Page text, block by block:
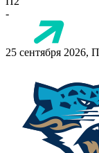
-
25 сентября 2026,